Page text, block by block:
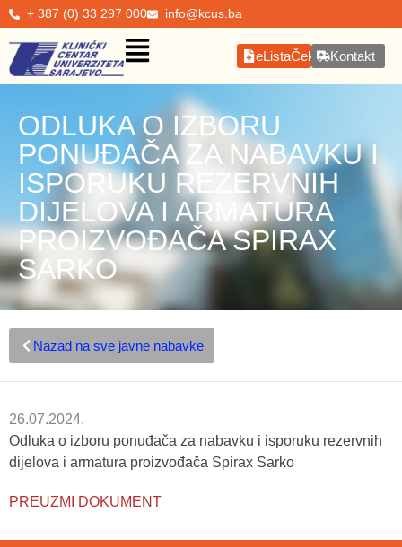
+ 387 (0) 33 297 000 info@kcus.ba
eListaČekanjaKontakt
ODLUKA O IZBORU
PONUĐAČA ZA NABAVKU I
ISPORUKU REZERVNIH
DIJELOVA I ARMATURA
PROIZVOĐAČA SPIRAX
SARKO
Nazad na sve javne nabavke
26.07.2024.
Odluka o izboru ponuđača za nabavku i isporuku rezervnih
dijelova i armatura proizvođača Spirax Sarko
PREUZMI DOKUMENT